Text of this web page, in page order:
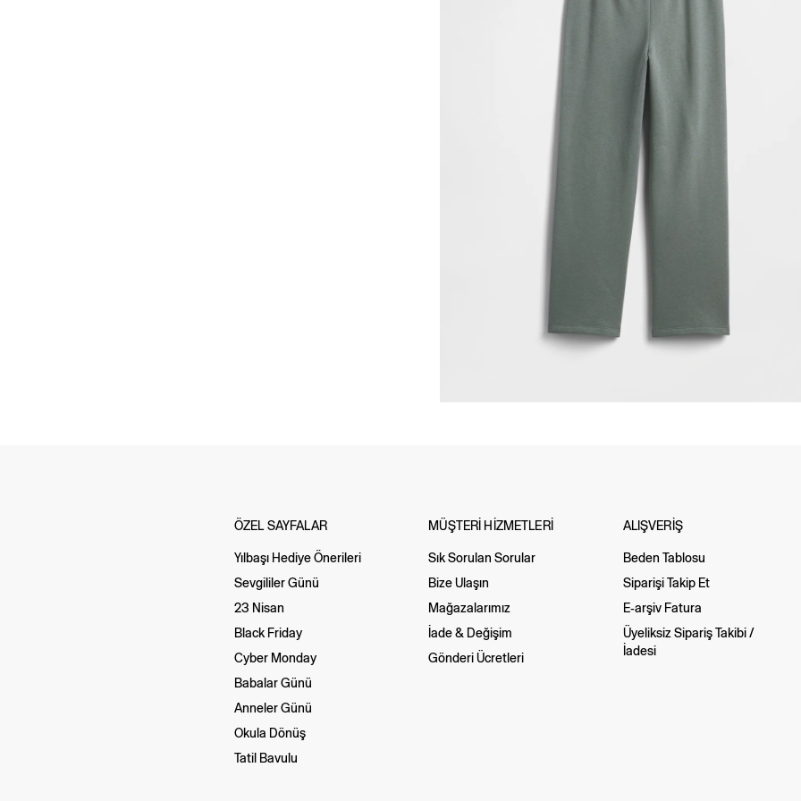
ÖZEL SAYFALAR
Yılbaşı Hediye Önerileri
Sevgililer Günü
23 Nisan
Black Friday
Cyber Monday
Babalar Günü
Anneler Günü
Okula Dönüş
Tatil Bavulu
MÜŞTERİ HİZMETLERİ
Sık Sorulan Sorular
Bize Ulaşın
Mağazalarımız
İade & Değişim
Gönderi Ücretleri
ALIŞVERİŞ
Beden Tablosu
Siparişi Takip Et
E-arşiv Fatura
Üyeliksiz Sipariş Takibi /
İadesi